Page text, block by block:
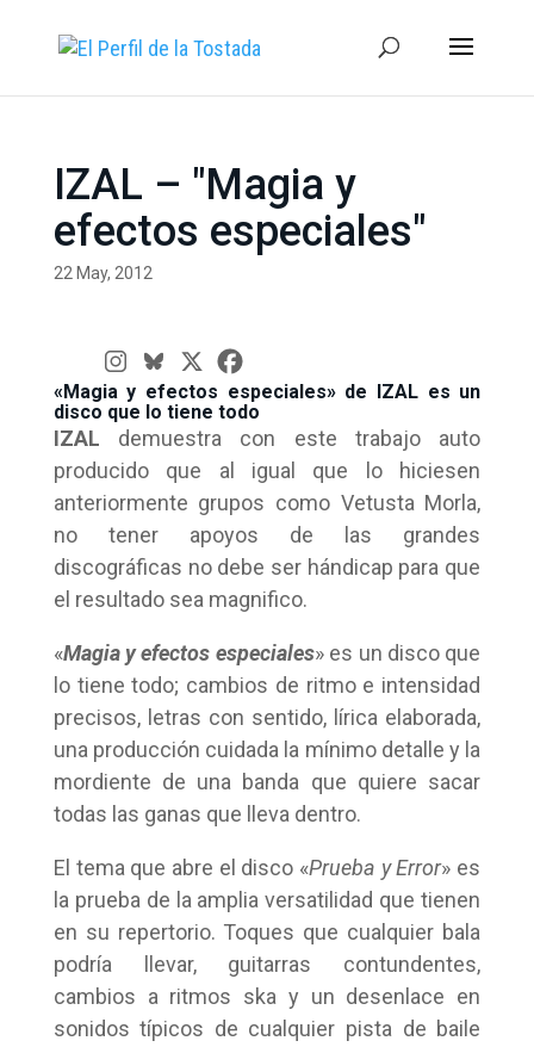
IZAL – "Magia y
efectos especiales"
22 May, 2012
«Magia y efectos especiales» de IZAL es un
disco que lo tiene todo
IZAL demuestra con este trabajo auto
producido que al igual que lo hiciesen
anteriormente grupos como Vetusta Morla,
no tener apoyos de las grandes
discográficas no debe ser hándicap para que
el resultado sea magnifico.
«Magia y efectos especiales» es un disco que
lo tiene todo; cambios de ritmo e intensidad
precisos, letras con sentido, lírica elaborada,
una producción cuidada la mínimo detalle y la
mordiente de una banda que quiere sacar
todas las ganas que lleva dentro.
El tema que abre el disco «Prueba y Error» es
la prueba de la amplia versatilidad que tienen
en su repertorio. Toques que cualquier bala
podría llevar, guitarras contundentes,
cambios a ritmos ska y un desenlace en
sonidos típicos de cualquier pista de baile